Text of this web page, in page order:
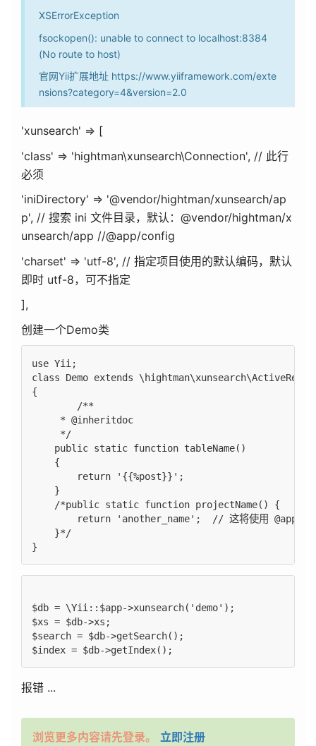
XSErrorException
fsockopen(): unable to connect to localhost:8384
(No route to host)
官网Yii扩展地址 https://www.yiiframework.com/exte
nsions?category=4&version=2.0
'xunsearch' => [
'class' => 'hightman\xunsearch\Connection', // 此行
必须
'iniDirectory' => '@vendor/hightman/xunsearch/ap
p', // 搜索 ini 文件目录，默认：@vendor/hightman/x
unsearch/app //@app/config
'charset' => 'utf-8', // 指定项目使用的默认编码，默认
即时 utf-8，可不指定
],
创建一个Demo类
use Yii;
class Demo extends
{
     * @inheritdoc
     */
    public static function tableName()
    {
        return '{{%post}}';
    }
    /*public static function projectName() {
return 'another_name';  // 这将使用 @app/
    }*/
$db = \Yii::$app->xunsearch('demo');
$xs = $db->xs;
$search = $db->getSearch();
报错 ...
浏览更多内容请先登录。 立即注册